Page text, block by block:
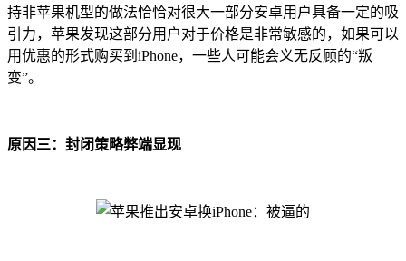
持非苹果机型的做法恰恰对很大一部分安卓用户具备一定的吸
引力，苹果发现这部分用户对于价格是非常敏感的，如果可以
用优惠的形式购买到iPhone，一些人可能会义无反顾的“叛
变”。
原因三：封闭策略弊端显现